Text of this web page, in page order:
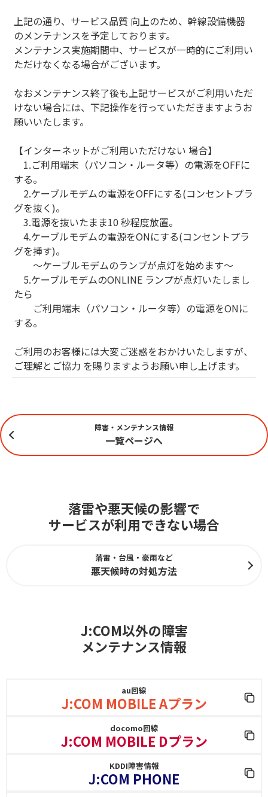
上記の通り、サービス品質 向上のため、幹線設備機器
のメンテナンスを予定しております。
メンテナンス実施期間中、サービスが一時的にご利用い
ただけなくなる場合がございます。
なおメンテナンス終了後も上記サービスがご利用いただ
けない場合には、下記操作を行っていただきますようお
願いいたします。
【インターネットがご利用いただけない 場合】
1.ご利用端末（パソコン・ルータ等）の電源をOFFに
する。
2.ケーブルモデムの電源をOFFにする(コンセントプラ
グを抜く)。
3.電源を抜いたまま10 秒程度放置。
4.ケーブルモデムの電源をONにする(コンセントプラ
グを挿す)。
～ケーブルモデムのランプが点灯を始めます～
5.ケーブルモデムのONLINE ランプが点灯いたしまし
たら
ご利用端末（パソコン・ルータ等）の電源をONに
する。
ご利用のお客様には大変ご迷惑をおかけいたしますが、
ご理解とご協力 を賜りますようお願い申し上げます。
障害・メンテナンス情報
一覧ページへ
落雷や悪天候の影響で
サービスが利用できない場合
落雷・台風・豪雨など
悪天候時の対処方法
J:COM以外の障害
メンテナンス情報
au回線
J:COM MOBILE Aプラン
docomo回線
J:COM MOBILE Dプラン
KDDI障害情報
J:COM PHONE